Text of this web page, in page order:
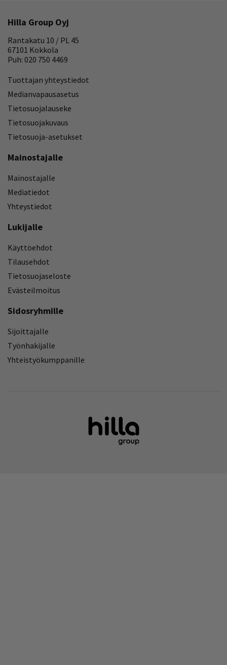
Hilla Group Oyj
Rantakatu 10 / PL 45
67101 Kokkola
Puh: 020 750 4469
Tuottajan yhteystiedot
Medianvapausasetus
Tietosuojalauseke
Tietosuojakuvaus
Tietosuoja-asetukset
Mainostajalle
Mainostajalle
Mediatiedot
Yhteystiedot
Lukijalle
Käyttöehdot
Tilausehdot
Tietosuojaseloste
Evästeilmoitus
Sidosryhmille
Sijoittajalle
Työnhakijalle
Yhteistyökumppanille